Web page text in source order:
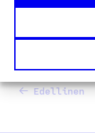
Edellinen